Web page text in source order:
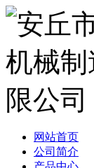
网站首页
公司简介